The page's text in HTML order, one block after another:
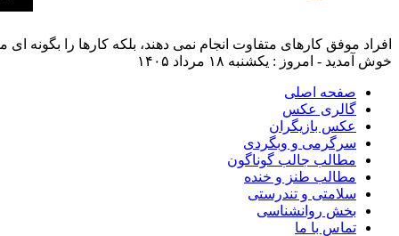
افراد موفق کارهای متفاوت انجام نمی دهند، بلکه کارها را بگونه
خوش آمدید - امروز : یکشنبه ۱۸ مرداد ۱۴۰۵
صفحه اصلی
گالری عکس
عکس بازیگران
سرگرمی و وبگردی
مطالب جالب گوناگون
مطالب طنز و خنده
سلامتی و تندرستی
بخش روانشناسی
تماس با ما